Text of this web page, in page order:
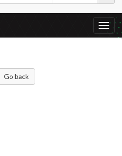
Go back